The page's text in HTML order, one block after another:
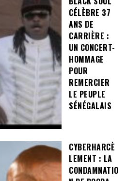
CÉLÈBRE 37
ANS DE
CARRIÈRE :
UN CONCERT-
HOMMAGE
POUR
REMERCIER
LE PEUPLE
SÉNÉGALAIS
CYBERHARCÈ
LEMENT : LA
CONDAMNATIO